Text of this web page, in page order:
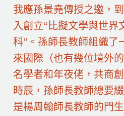
我應孫景堯傳授之邀，
入創立“比擬文學與世界
科”。孫師長教師組織了
來國際（也有幾位境外
名學者和年夜佬，共商
時辰，孫師長教師總要
是楊周翰師長教師的門